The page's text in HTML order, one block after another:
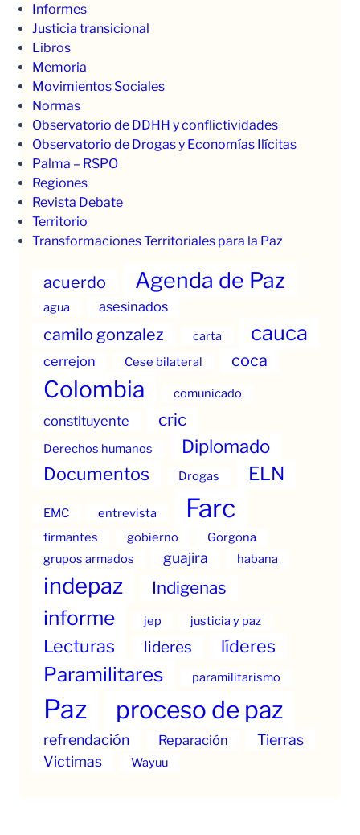
Informes
Justicia transicional
Libros
Memoria
Movimientos Sociales
Normas
Observatorio de DDHH y conflictividades
Observatorio de Drogas y Economías Ilícitas
Palma – RSPO
Regiones
Revista Debate
Territorio
Transformaciones Territoriales para la Paz
acuerdo Agenda de Paz
agua asesinados
camilo gonzalez carta cauca
cerrejon Cese bilateral coca
Colombia comunicado
constituyente cric
Derechos humanos Diplomado
Documentos Drogas ELN
EMC entrevista Farc
firmantes gobierno
Gorgona
grupos armados
guajira habana
indepaz Indigenas
informe jep justicia y paz
Lecturas lideres líderes
Paramilitares paramilitarismo
Paz proceso de paz
refrendación Reparación
Tierras
Victimas
Wayuu